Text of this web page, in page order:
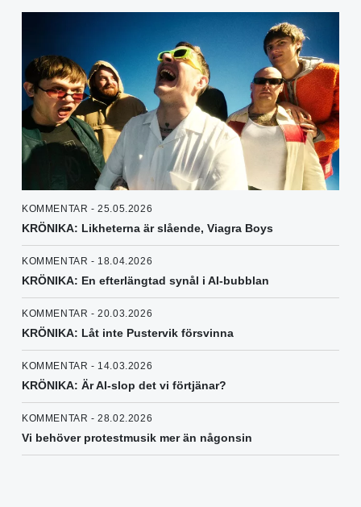
KOMMENTAR - 25.05.2026
KRÖNIKA: Likheterna är slående, Viagra Boys
KOMMENTAR - 18.04.2026
KRÖNIKA: En efterlängtad synål i AI-bubblan
KOMMENTAR - 20.03.2026
KRÖNIKA: Låt inte Pustervik försvinna
KOMMENTAR - 14.03.2026
KRÖNIKA: Är AI-slop det vi förtjänar?
KOMMENTAR - 28.02.2026
Vi behöver protestmusik mer än någonsin